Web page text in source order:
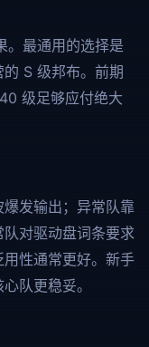
。最通用的选择是
的 S 级邦布。前期
级足够应付绝大
发输出；异常队靠
对驱动盘词条要求
性通常更好。新手
队更稳妥。